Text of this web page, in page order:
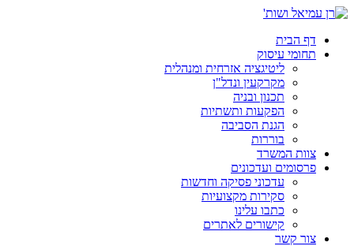
דף הבית
תחומי עיסוק
ליטיגציה אזרחית ומנהלית
מקרקעין ונדל"ן
תכנון ובניה
הפקעות ותשתיות
הגנת הסביבה
בוררות
צוות המשרד
פרסומים ועדכונים
עדכוני פסיקה וחדשות
סקירות מקצועיות
כתבו עלינו
קישורים לאתרים
צור קשר